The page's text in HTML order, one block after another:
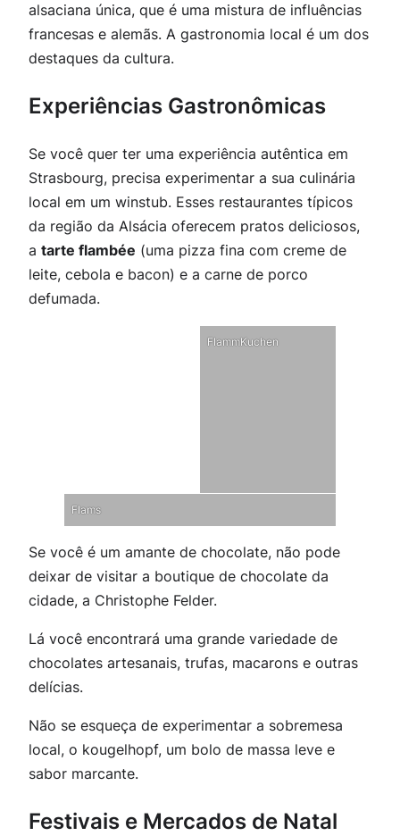
alsaciana única, que é uma mistura de influências
francesas e alemãs. A gastronomia local é um dos
destaques da cultura.
Experiências Gastronômicas
Se você quer ter uma experiência autêntica em
Strasbourg, precisa experimentar a sua culinária
local em um winstub. Esses restaurantes típicos
da região da Alsácia oferecem pratos deliciosos,
a tarte flambée (uma pizza fina com creme de
leite, cebola e bacon) e a carne de porco
defumada.
FlammKuchen
Flams
Se você é um amante de chocolate, não pode
deixar de visitar a boutique de chocolate da
cidade, a Christophe Felder.
Lá você encontrará uma grande variedade de
chocolates artesanais, trufas, macarons e outras
delícias.
Não se esqueça de experimentar a sobremesa
local, o kougelhopf, um bolo de massa leve e
sabor marcante.
Festivais e Mercados de Natal